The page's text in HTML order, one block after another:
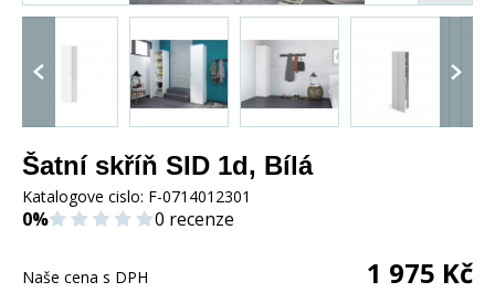
Šatní skříň SID 1d, Bílá
Katalogove cislo: F-0714012301
0% 0 recenze
Naše cena s DPH 1 975 Kč